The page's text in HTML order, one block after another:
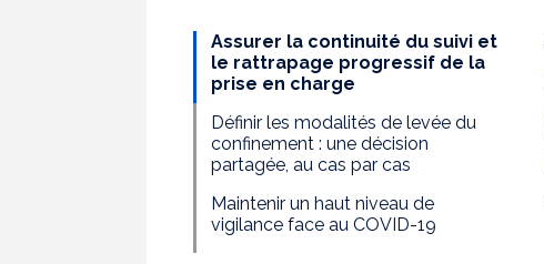
Assurer la continuité du suivi et
le rattrapage progressif de la
prise en charge
Définir les modalités de levée du
confinement : une décision
partagée, au cas par cas
Maintenir un haut niveau de
vigilance face au COVID-19